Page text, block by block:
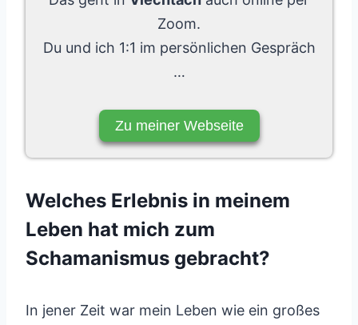
Zoom.
Du und ich 1:1 im persönlichen Gespräch
…
Zu meiner Webseite
Welches Erlebnis in meinem
Leben hat mich zum
Schamanismus gebracht?
In jener Zeit war mein Leben wie ein großes